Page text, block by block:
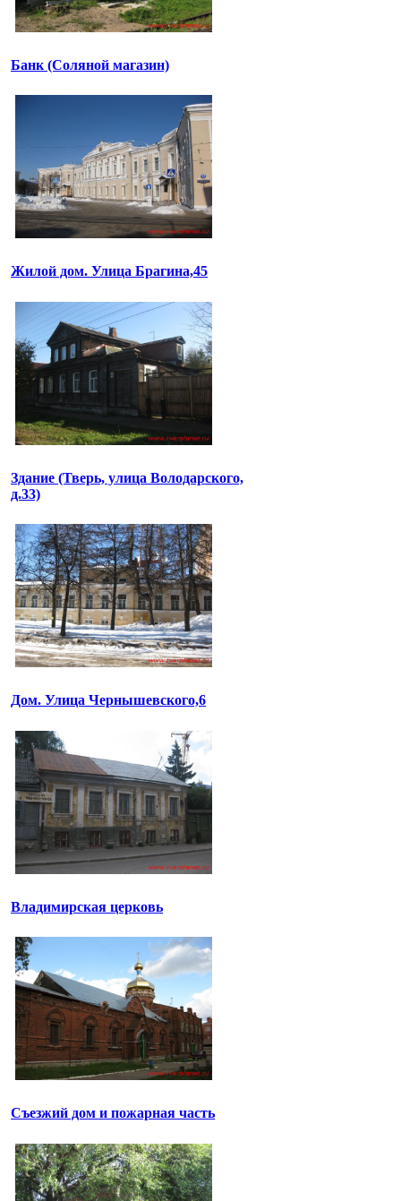
Банк (Соляной магазин)
Жилой дом. Улица Брагина,45
Здание (Тверь, улица Володарского,
д.33)
Дом. Улица Чернышевского,6
Владимирская церковь
Съезжий дом и пожарная часть